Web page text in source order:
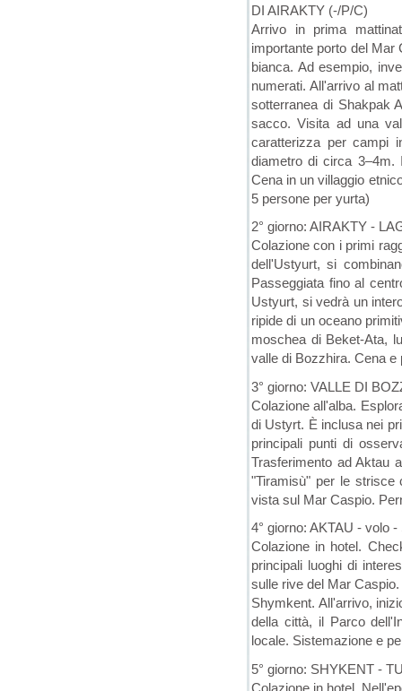
DI AIRAKTY (-/P/C)
Arrivo in prima
importante porto del Mar
bianca. Ad esempio,
numerati. All'arrivo al
sotterranea di Shakpak
sacco. Visita ad una
caratterizza per campi
diametro di circa 3–4m.
Cena in un villaggio
5 persone per yurta)
2° giorno: AIRAKTY -
Colazione con i primi
dell'Ustyurt, si
Passeggiata fino al
Ustyurt, si vedrà un
ripide di un oceano
moschea di Beket-Ata,
valle di Bozzhira. Cena
3° giorno: VALLE DI
Colazione all'alba.
di Ustyrt. È inclusa nei
principali punti di
Trasferimento ad Aktau
"Tiramisù" per le strisce
vista sul Mar Caspio.
4° giorno: AKTAU - volo
Colazione in hotel.
principali luoghi di
sulle rive del Mar
Shymkent. All'arrivo,
della città, il Parco
locale. Sistemazione e
5° giorno: SHYKENT -
Colazione in hotel.